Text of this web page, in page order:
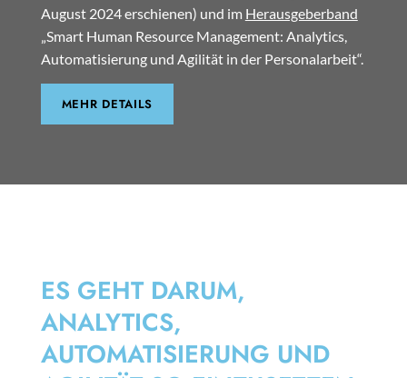
August 2024 erschienen) und im Herausgeberband
„Smart Human Resource Management: Analytics,
Automatisierung und Agilität in der Personalarbeit“.
MEHR DETAILS
ES GEHT DARUM,
ANALYTICS,
AUTOMATISIERUNG UND